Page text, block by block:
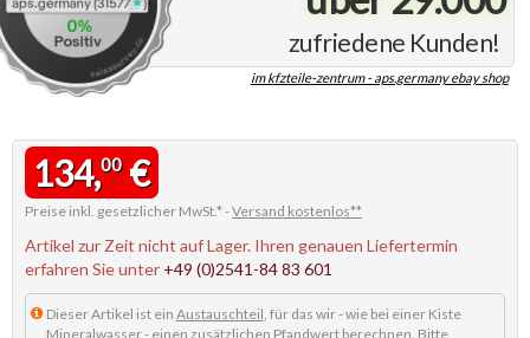
zufriedene Kunden!
im kfzteile-zentrum - aps.germany ebay shop
134,00€
Preise inkl. gesetzlicher MwSt.* -Versand kostenlos**
Artikel zur Zeit nicht auf Lager. Ihren genauen Liefertermin
erfahren Sie unter +49 (0)2541-84 83 601
Dieser Artikel ist ein Austauschteil, für das wir - wie bei einer Kiste
Mineralwasser - einen zusätzlichen Pfandwert berechnen. Bitte